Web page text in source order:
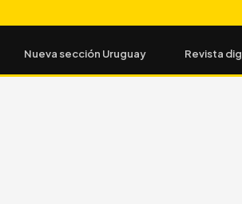
Nueva sección Uruguay Revista